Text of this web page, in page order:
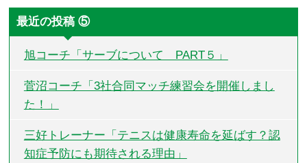
最近の投稿 ⑤
旭コーチ「サーブについて PART５」
菅沼コーチ「3社合同マッチ練習会を開催しまし
た！」
三好トレーナー「テニスは健康寿命を延ばす？認
知症予防にも期待される理由」